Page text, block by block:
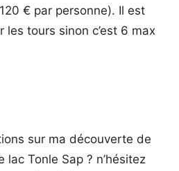
€ par personne). Il est
tours sinon c’est 6 max
sur ma découverte de
lac Tonle Sap ? n’hésitez